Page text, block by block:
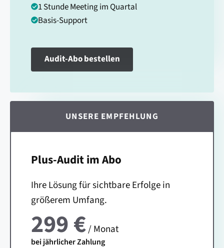
1 Stunde Meeting im Quartal
Basis-Support
Audit-Abo bestellen
UNSERE EMPFEHLUNG
Plus-Audit im Abo
Ihre Lösung für sichtbare Erfolge in
größerem Umfang.
299 €/ Monat
bei jährlicher Zahlung